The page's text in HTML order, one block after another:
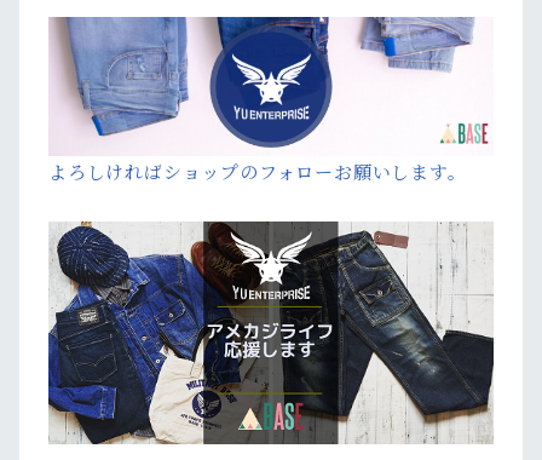
よろしければショップのフォローお願いします。